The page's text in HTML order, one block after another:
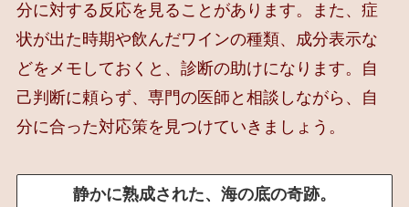
分に対する反応を見ることがあります。また、症
状が出た時期や飲んだワインの種類、成分表示な
どをメモしておくと、診断の助けになります。自
己判断に頼らず、専門の医師と相談しながら、自
分に合った対応策を見つけていきましょう。
静かに熟成された、海の底の奇跡。